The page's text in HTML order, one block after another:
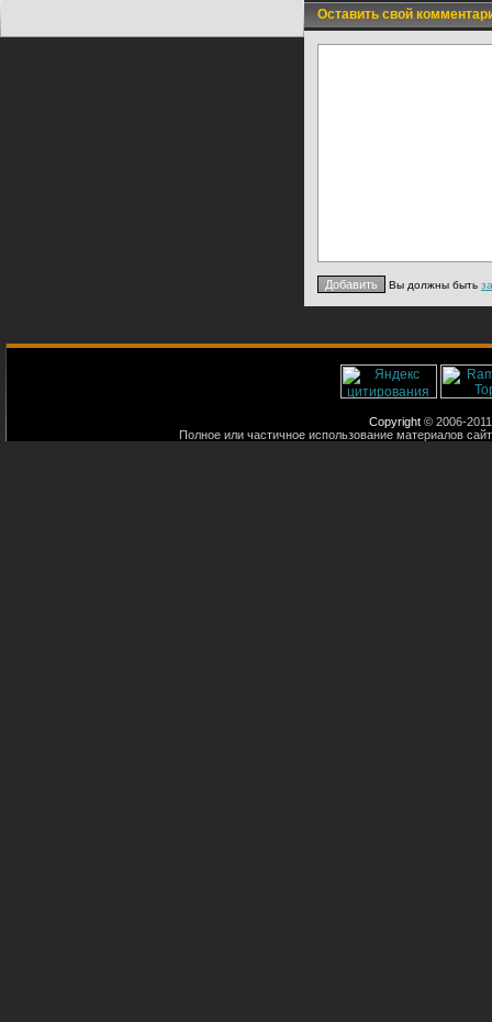
Оставить свой
Вы должны быть
Copyright © 2006-
Полное или частичное использование материалов